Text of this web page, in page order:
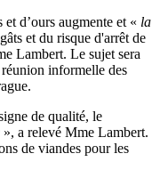
d’ours augmente et « la
et du risque d'arrêt de
Lambert. Le sujet sera
informelle des
de qualité, le
», a relevé Mme Lambert.
de viandes pour les